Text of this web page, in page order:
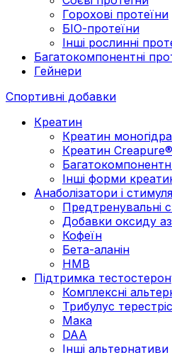
Горохові протеїни
БІО-протеїни
Інші рослинні
Багатокомпонентні
Гейнери
Спортивні добавки
Креатин
Креатин
Креатин Creapure®
Інші форми
Анаболізатори і
Предтренувальні
Добавки оксиду
Кофеїн
Бета-аланін
HMB
Підтримка
Комплексні
Трибулус терестріс
Мака
DAA
Інші